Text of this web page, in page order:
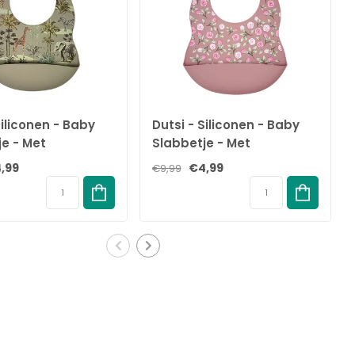
- Baby
- Met
- Safari -
Dutsi - Siliconen - Baby
Slabbetje - Met
opvangbakje - Roses -
€9,99 €4,99